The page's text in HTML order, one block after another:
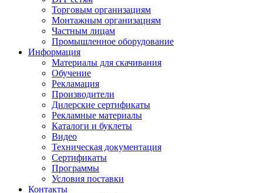
Торговым организациям
Монтажным организациям
Частным лицам
Промышленное оборудование
Информация
Материалы для скачивания
Обучение
Рекламация
Производители
Дилерские сертификаты
Рекламные материалы
Каталоги и буклеты
Видео
Техническая документация
Сертификаты
Программы
Условия поставки
Контакты